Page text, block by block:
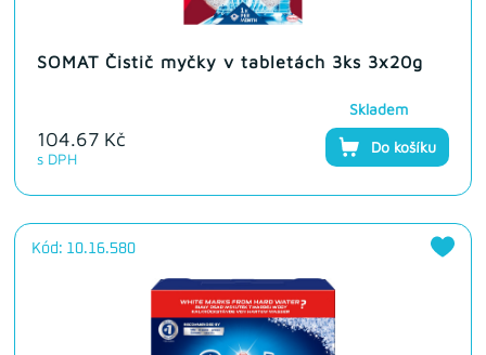
SOMAT Čistič myčky v tabletách 3ks 3x20g
104.67 Kč
s DPH
Skladem
Do košíku
Kód: 10.16.580